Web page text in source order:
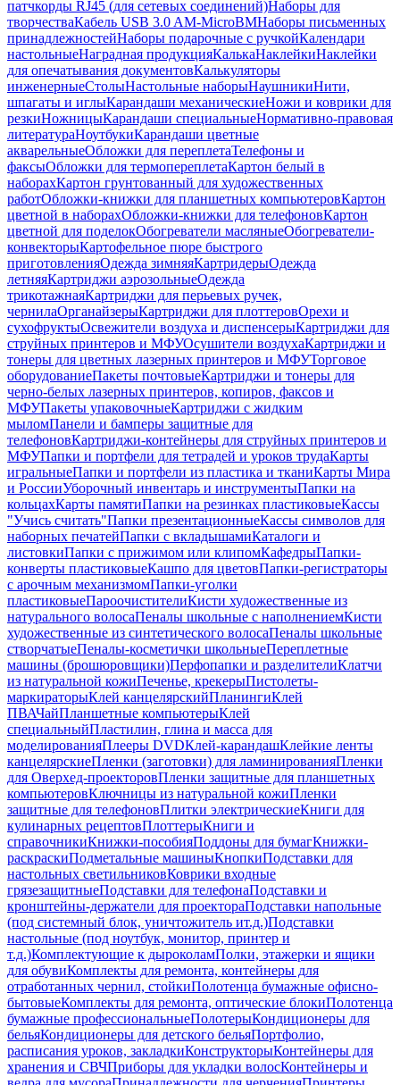
патчкорды RJ45 (для сетевых соединений)Наборы для
творчестваКабель USB 3.0 AM-MicroBMНаборы письменных
принадлежностейНаборы подарочные с ручкойКалендари
настольныеНаградная продукцияКалькаНаклейкиНаклейки
для опечатывания документовКалькуляторы
инженерныеСтолыНастольные наборыНаушникиНити,
шпагаты и иглыКарандаши механическиеНожи и коврики для
резкиНожницыКарандаши специальныеНормативно-правовая
литератураНоутбукиКарандаши цветные
акварельныеОбложки для переплетаТелефоны и
факсыОбложки для термопереплетаКартон белый в
наборахКартон грунтованный для художественных
работОбложки-книжки для планшетных компьютеровКартон
цветной в наборахОбложки-книжки для телефоновКартон
цветной для поделокОбогреватели масляныеОбогреватели-
конвекторыКартофельное пюре быстрого
приготовленияОдежда зимняяКартридерыОдежда
летняяКартриджи аэрозольныеОдежда
трикотажнаяКартриджи для перьевых ручек,
чернилаОрганайзерыКартриджи для плоттеровОрехи и
сухофруктыОсвежители воздуха и диспенсерыКартриджи для
струйных принтеров и МФУОсушители воздухаКартриджи и
тонеры для цветных лазерных принтеров и МФУТорговое
оборудованиеПакеты почтовыеКартриджи и тонеры для
черно-белых лазерных принтеров, копиров, факсов и
МФУПакеты упаковочныеКартриджи с жидким
мыломПанели и бамперы защитные для
телефоновКартриджи-контейнеры для струйных принтеров и
МФУПапки и портфели для тетрадей и уроков трудаКарты
игральныеПапки и портфели из пластика и тканиКарты Мира
и РоссииУборочный инвентарь и инструментыПапки на
кольцахКарты памятиПапки на резинках пластиковыеКассы
"Учись считать"Папки презентационныеКассы символов для
наборных печатейПапки с вкладышамиКаталоги и
листовкиПапки с прижимом или клипомКафедрыПапки-
конверты пластиковыеКашпо для цветовПапки-регистраторы
с арочным механизмомПапки-уголки
пластиковыеПароочистителиКисти художественные из
натурального волосаПеналы школьные с наполнениемКисти
художественные из синтетического волосаПеналы школьные
створчатыеПеналы-косметички школьныеПереплетные
машины (брошюровщики)Перфопапки и разделителиКлатчи
из натуральной кожиПеченье, крекерыПистолеты-
маркираторыКлей канцелярскийПланингиКлей
ПВАЧайПланшетные компьютерыКлей
специальныйПластилин, глина и масса для
моделированияПлееры DVDКлей-карандашКлейкие ленты
канцелярскиеПленки (заготовки) для ламинированияПленки
для Оверхед-проекторовПленки защитные для планшетных
компьютеровКлючницы из натуральной кожиПленки
защитные для телефоновПлитки электрическиеКниги для
кулинарных рецептовПлоттерыКниги и
справочникиКнижки-пособияПоддоны для бумагКнижки-
раскраскиПодметальные машиныКнопкиПодставки для
настольных светильниковКоврики входные
грязезащитныеПодставки для телефонаПодставки и
кронштейны-держатели для проектораПодставки напольные
(под системный блок, уничтожитель ит.д.)Подставки
настольные (под ноутбук, монитор, принтер и
т.д.)Комплектующие к дыроколамПолки, этажерки и ящики
для обувиКомплекты для ремонта, контейнеры для
отработанных чернил, стойкиПолотенца бумажные офисно-
бытовыеКомплекты для ремонта, оптические блокиПолотенца
бумажные профессиональныеПолотерыКондиционеры для
бельяКондиционеры для детского бельяПортфолио,
расписания уроков, закладкиКонструкторыКонтейнеры для
хранения и СВЧПриборы для укладки волосКонтейнеры и